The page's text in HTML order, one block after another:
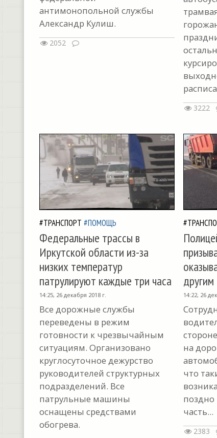
антимонопольной службы
Александр Кулиш.
2052
3222
#ТРАНСПОРТ #ПОМОЩЬ
Федеральные трассы в
Иркутской области из-за
низких температур
патрулируют каждые три часа
14:25, 26 декабря 2018 г.
Все дорожные службы
переведены в режим
готовности к чрезвычайным
ситуациям. Организовано
круглосуточное дежурство
руководителей структурных
подразделений. Все
патрульные машины
оснащены средствами
обогрева.
14:22, 26
на
что
часть...
2383